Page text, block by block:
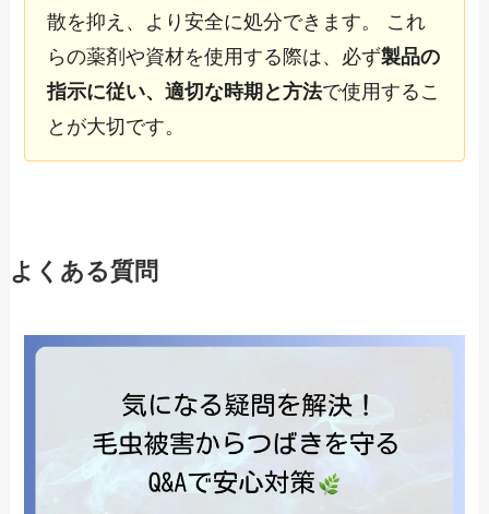
散を抑え、より安全に処分できます。 これ
らの薬剤や資材を使用する際は、必ず製品の
指示に従い、適切な時期と方法で使用するこ
とが大切です。
よくある質問